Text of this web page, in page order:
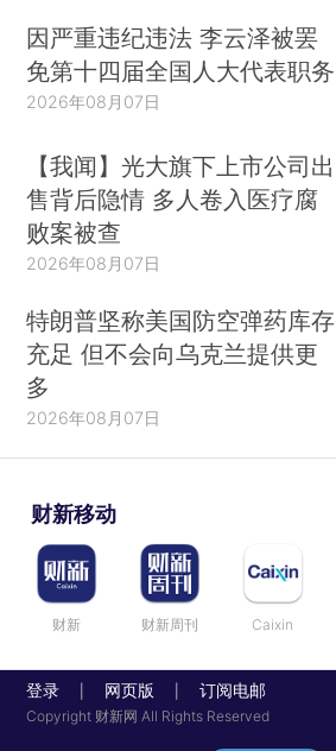
因严重违纪违法 李云泽被罢
免第十四届全国人大代表职务
2026年08月07日
【我闻】光大旗下上市公司出
售背后隐情 多人卷入医疗腐
败案被查
2026年08月07日
特朗普坚称美国防空弹药库存
充足 但不会向乌克兰提供更
多
2026年08月07日
财新移动
财新 财新周刊 Caixin
登录 网页版 订阅电邮
Copyright 财新网 All Rights Reserved